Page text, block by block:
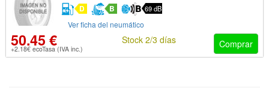
D B 69 dB
Ver ficha del neumático
50.45 €
+2.18€ ecoTasa (IVA inc.) Comprar
Stock 2/3 días